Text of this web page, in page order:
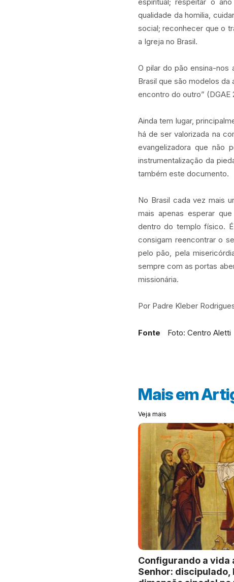
qualidade da homilia,
social; reconhecer que o
a Igreja no Brasil.
O pilar do pão ensina-
Brasil que são modelos
encontro do outro” (DGAE
Ainda tem lugar,
há de ser valorizada na
evangelizadora que não
instrumentalização da
também este documento.
No Brasil cada vez mais
mais apenas esperar
dentro do templo físico.
consigam reencontrar o
pelo pão, pela
sempre com as portas
missionária.
Por Padre Kleber
Fonte Foto: Centro Aletti
Mais em
Veja mais
Configurando a vida
Senhor: